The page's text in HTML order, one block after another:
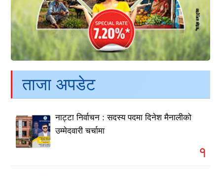
ताजा अपडेट
नाट्टा निर्वाचन : सदस्य पदमा दिनेश मैनालीको
उम्मेदवारी चर्चामा
१